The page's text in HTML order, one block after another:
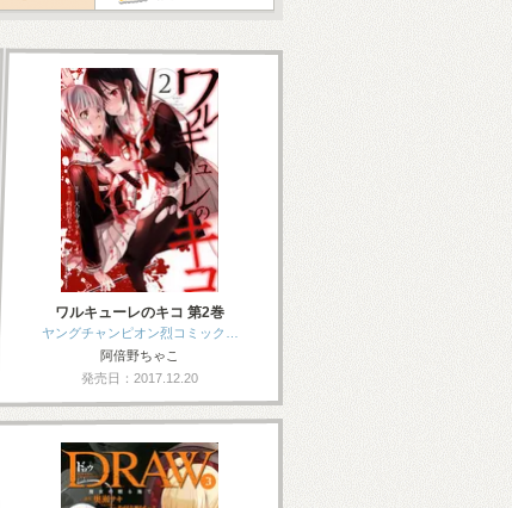
ワルキューレのキコ 第2巻
ヤングチャンピオン烈コミック…
阿倍野ちゃこ
発売日：2017.12.20